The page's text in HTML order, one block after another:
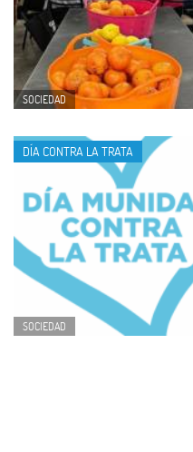
SOCIEDAD
SOCIEDAD
DÍA CONTRA LA TRATA